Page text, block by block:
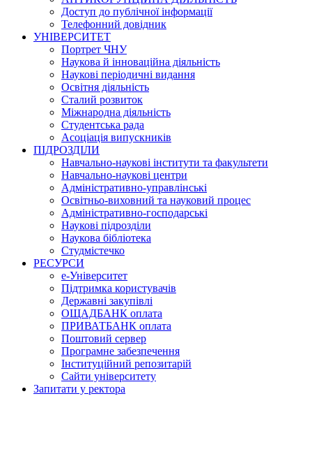
Доступ до публічної інформації
Телефонний довідник
УНІВЕРСИТЕТ
Портрет ЧНУ
Наукова й інноваційна діяльність
Наукові періодичні видання
Освітня діяльність
Сталий розвиток
Міжнародна діяльність
Студентська рада
Асоціація випускників
ПІДРОЗДІЛИ
Навчально-наукові інститути та факультети
Навчально-наукові центри
Адміністративно-управлінські
Освітньо-виховний та науковий процес
Адміністративно-господарські
Наукові підрозділи
Наукова бібліотека
Студмістечко
РЕСУРСИ
е-Університет
Підтримка користувачів
Державні закупівлі
ОЩАДБАНК оплата
ПРИВАТБАНК оплата
Поштовий сервер
Програмне забезпечення
Інституційний репозитарій
Сайти університету
Запитати у ректора